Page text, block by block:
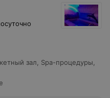
зал Spa-процедуры